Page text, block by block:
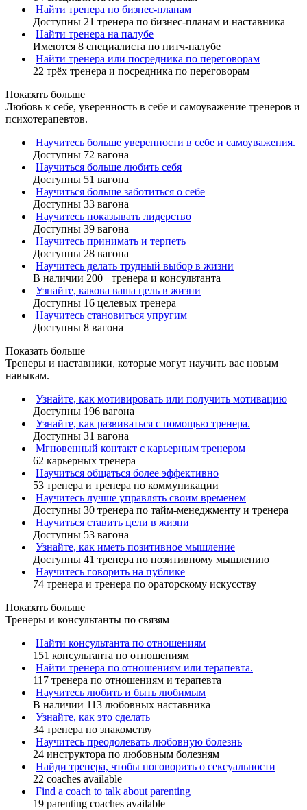
Найти тренера по бизнес-планам
Доступны 21 тренера по бизнес-планам и наставника
Найти тренера на палубе
Имеются 8 специалиста по питч-палубе
Найти тренера или посредника по переговорам
22 трёх тренера и посредника по переговорам
Показать больше
Любовь к себе, уверенность в себе и самоуважение тренеров и
психотерапевтов.
Научитесь больше уверенности в себе и самоуважения.
Доступны 72 вагона
Научиться больше любить себя
Доступны 51 вагона
Научиться больше заботиться о себе
Доступны 33 вагона
Научитесь показывать лидерство
Доступны 39 вагона
Научитесь принимать и терпеть
Доступны 28 вагона
Научитесь делать трудный выбор в жизни
В наличии 200+ тренера и консультанта
Узнайте, какова ваша цель в жизни
Доступны 16 целевых тренера
Научитесь становиться упругим
Доступны 8 вагона
Показать больше
Тренеры и наставники, которые могут научить вас новым
навыкам.
Узнайте, как мотивировать или получить мотивацию
Доступны 196 вагона
Узнайте, как развиваться с помощью тренера.
Доступны 31 вагона
Мгновенный контакт с карьерным тренером
62 карьерных тренера
Научиться общаться более эффективно
53 тренера и тренера по коммуникации
Научитесь лучше управлять своим временем
Доступны 30 тренера по тайм-менеджменту и тренера
Научиться ставить цели в жизни
Доступны 53 вагона
Узнайте, как иметь позитивное мышление
Доступны 41 тренера по позитивному мышлению
Научитесь говорить на публике
74 тренера и тренера по ораторскому искусству
Показать больше
Тренеры и консультанты по связям
Найти консультанта по отношениям
151 консультанта по отношениям
Найти тренера по отношениям или терапевта.
117 тренера по отношениям и терапевта
Научитесь любить и быть любимым
В наличии 113 любовных наставника
Узнайте, как это сделать
34 тренера по знакомству
Научитесь преодолевать любовную болезнь
24 инструктора по любовным болезням
Найди тренера, чтобы поговорить о сексуальности
22 coaches available
Find a coach to talk about parenting
19 parenting coaches available